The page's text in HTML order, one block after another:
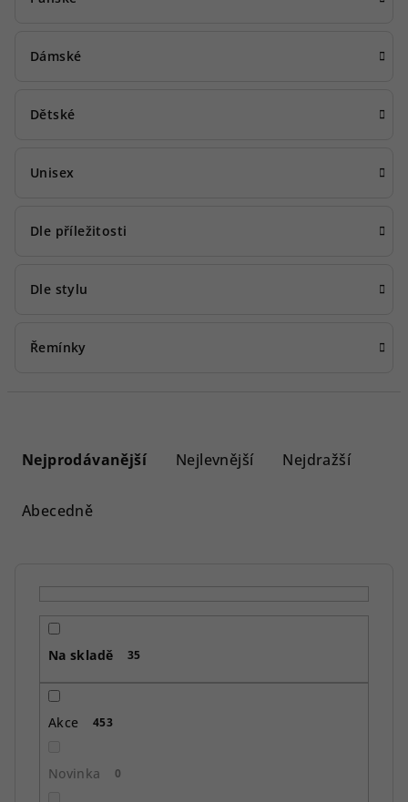
Dámské
Dětské
Unisex
Dle příležitosti
Dle stylu
Řemínky
Nejprodávanější Nejlevnější Nejdražší
Abecedně
Na skladě 35
Akce 453
Novinka 0